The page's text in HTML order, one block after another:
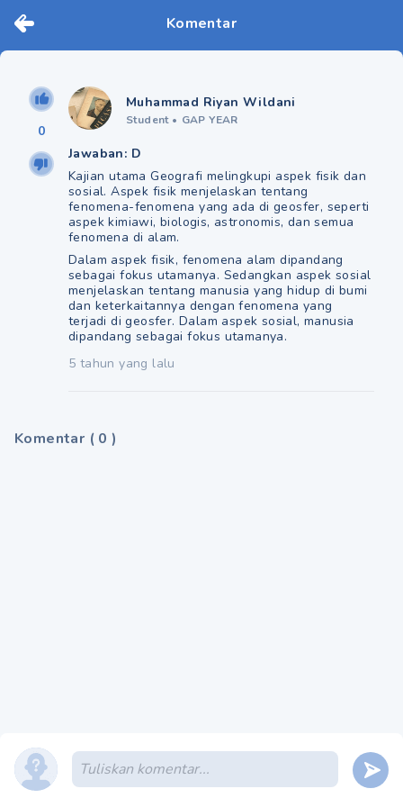
Komentar
0
Muhammad Riyan Wildani
Student • GAP YEAR
Jawaban: D
Kajian utama Geografi melingkupi aspek fisik dan
sosial. Aspek fisik menjelaskan tentang
fenomena-fenomena yang ada di geosfer, seperti
aspek kimiawi, biologis, astronomis, dan semua
fenomena di alam.
Dalam aspek fisik, fenomena alam dipandang
sebagai fokus utamanya. Sedangkan aspek sosial
menjelaskan tentang manusia yang hidup di bumi
dan keterkaitannya dengan fenomena yang
terjadi di geosfer. Dalam aspek sosial, manusia
dipandang sebagai fokus utamanya.
5 tahun yang lalu
Komentar ( 0 )